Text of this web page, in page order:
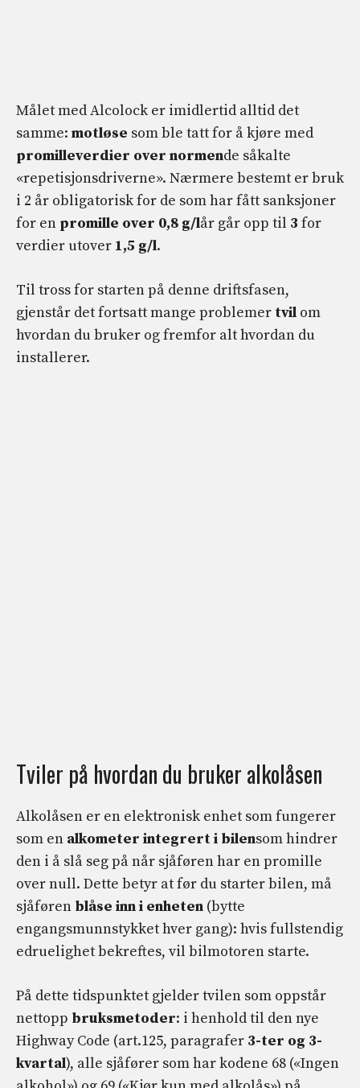
Målet med Alcolock er imidlertid alltid det
samme: motløse som ble tatt for å kjøre med
promilleverdier over normende såkalte
«repetisjonsdriverne». Nærmere bestemt er bruk
i 2 år obligatorisk for de som har fått sanksjoner
for en promille over 0,8 g/lår går opp til 3 for
verdier utover 1,5 g/l.
Til tross for starten på denne driftsfasen,
gjenstår det fortsatt mange problemer tvil om
hvordan du bruker og fremfor alt hvordan du
installerer.
Tviler på hvordan du bruker alkolåsen
Alkolåsen er en elektronisk enhet som fungerer
som en alkometer integrert i bilensom hindrer
den i å slå seg på når sjåføren har en promille
over null. Dette betyr at før du starter bilen, må
sjåføren blåse inn i enheten (bytte
engangsmunnstykket hver gang): hvis fullstendig
edruelighet bekreftes, vil bilmotoren starte.
På dette tidspunktet gjelder tvilen som oppstår
nettopp bruksmetoder: i henhold til den nye
Highway Code (art.125, paragrafer 3-ter og 3-
kvartal), alle sjåfører som har kodene 68 («Ingen